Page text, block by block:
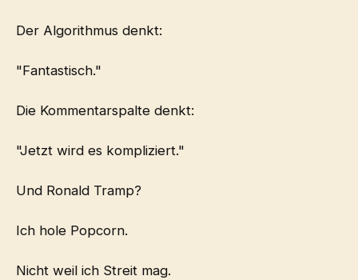
Der Algorithmus denkt:
"Fantastisch."
Die Kommentarspalte denkt:
"Jetzt wird es kompliziert."
Und Ronald Tramp?
Ich hole Popcorn.
Nicht weil ich Streit mag.